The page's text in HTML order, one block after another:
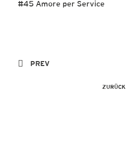
#45 Amore per Service
PREV
ZURÜCK